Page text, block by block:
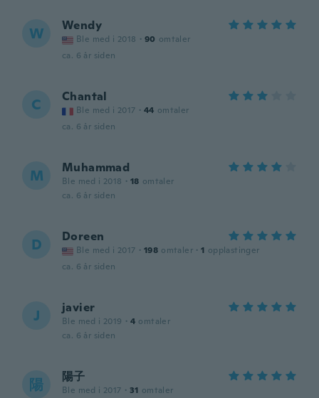
W Wendy
Ble med i 2018 · 90 omtaler
ca. 6 år siden
C Chantal
Ble med i 2017 · 44 omtaler
ca. 6 år siden
M Muhammad
Ble med i 2018 · 18 omtaler
ca. 6 år siden
D Doreen
Ble med i 2017 · 198 omtaler · 1 opplastinger
ca. 6 år siden
J javier
Ble med i 2019 · 4 omtaler
ca. 6 år siden
陽 陽子
Ble med i 2017 · 31 omtaler